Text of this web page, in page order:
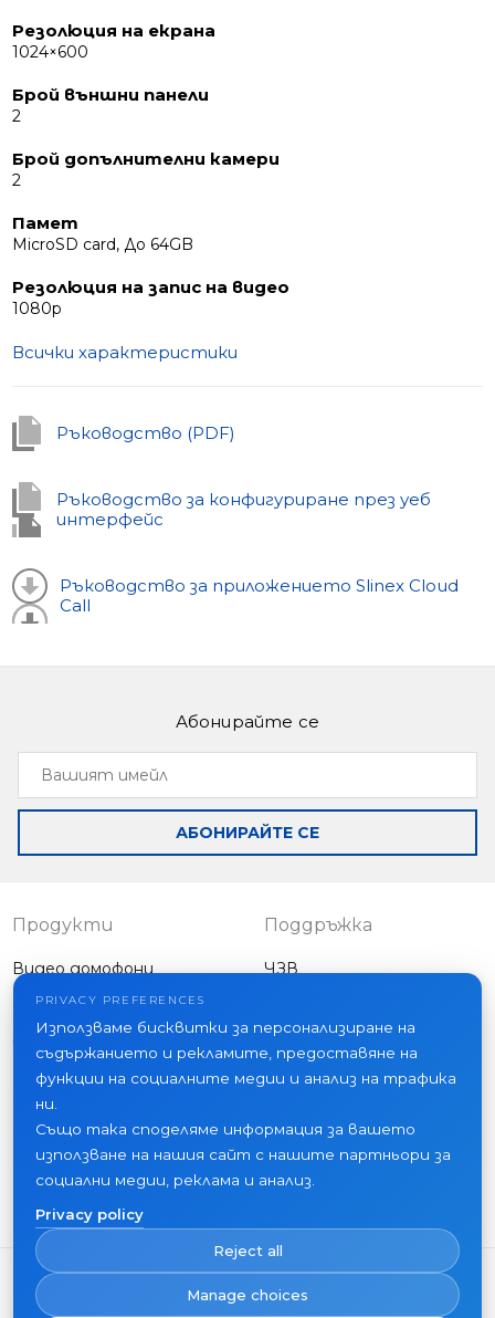
Резолюция на екрана
1024×600
Брой външни панели
2
Брой допълнителни камери
2
Памет
MicroSD card, До 64GB
Резолюция на запис на видео
1080р
Всички характеристики
Ръководство (PDF)
Ръководство за конфигуриране през уеб
интерфейс
Ръководство за приложението Slinex Cloud
Call
Абонирайте се
Вашият
имейл
АБОНИРАЙТЕ СЕ
Продукти
Видео домофони
Външни панели
Друго оборудване
Поддръжка
ЧЗВ
Фирма
Новини
Контакти
Къде да купите
PRIVACY PREFERENCES
Използваме бисквитки за персонализиране на
съдържанието и рекламите, предоставяне на
функции на социалните медии и анализ на трафика
ни.
Също така споделяме информация за вашето
използване на нашия сайт с нашите партньори за
социални медии, реклама и анализ.
Privacy policy
Reject all
Manage choices